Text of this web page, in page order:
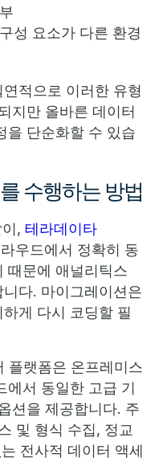
성 요소가 다른 환경
적으로 이러한 유형
지만 올바른 데이터
을 단순화할 수 있습
수행하는 방법
, 테라데이타
우드에서 정확히 동
때문에 애널리틱스
다. 마이그레이션은
게 다시 코딩할 필
플랫폼은 온프레미스
에서 동일한 고급 기
션을 제공합니다. 주
및 형식 수집, 정교
전사적 데이터 액세